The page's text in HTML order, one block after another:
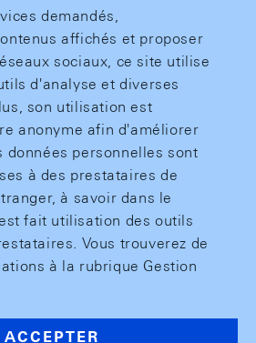
demandés,
affichés et proposer
sociaux, ce site utilise
d'analyse et diverses
son utilisation est
anonyme afin d'améliorer
données personnelles sont
à des prestataires de
à savoir dans le
fait utilisation des outils
Vous trouverez de
à la rubrique Gestion
ACCEPTER